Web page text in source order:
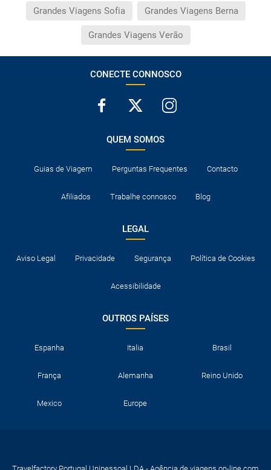
Grandes Viagens Sofia Grandes Viagens Berna
Grandes Viagens Verão
CONECTE CONNOSCO
QUEM SOMOS
Guias de Viagem Perguntas Frequentes Contacto
Afiliados Trabalhe connosco Blog
LEGAL
Aviso Legal Privacidade Segurança Política de Cookies
Acessibilidade
OUTROS PAÍSES
Espanha Italia Brasil
França Alemanha Reino Unido
Mexico Europe